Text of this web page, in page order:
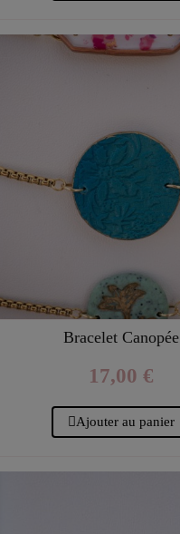
Bracelet Canopée
17,00 €
Ajouter au panier